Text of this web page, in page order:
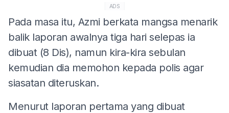
ADS
Pada masa itu, Azmi berkata mangsa menarik
balik laporan awalnya tiga hari selepas ia
dibuat (8 Dis), namun kira-kira sebulan
kemudian dia memohon kepada polis agar
siasatan diteruskan.
Menurut laporan pertama yang dibuat